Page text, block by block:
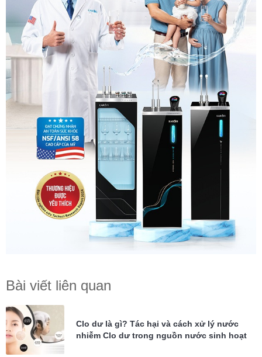
Bài viết liên quan
Clo dư là gì? Tác hại và cách xử lý nước
nhiễm Clo dư trong nguồn nước sinh hoạt